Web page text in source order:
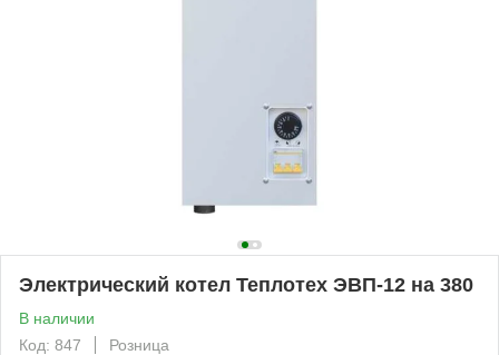
Электрический котел Теплотех ЭВП-12 на 380
В наличии
Код: 847
Розница